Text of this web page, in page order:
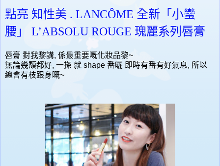
點亮 知性美 . LANCÔME 全新「小蠻
腰」 L’ABSOLU ROUGE 瑰麗系列唇膏
唇膏 對我黎講, 係最重要嘅化妝品黎~
無論幾頹都好, 一搽 就 shape 番曬 即時有番有好氣息, 所以
總會有枝跟身嘅~